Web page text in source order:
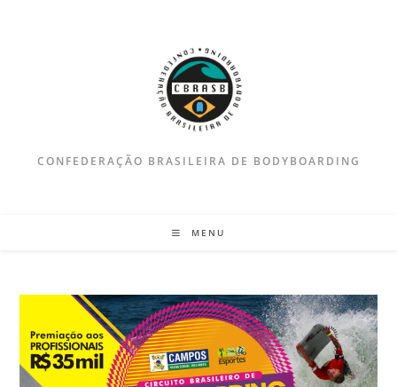
CONFEDERAÇÃO BRASILEIRA DE BODYBOARDING
MENU